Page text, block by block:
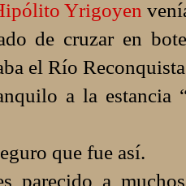
Yrigoyen
de cruzar en
el Río
a la estancia
que fue así.
parecido a